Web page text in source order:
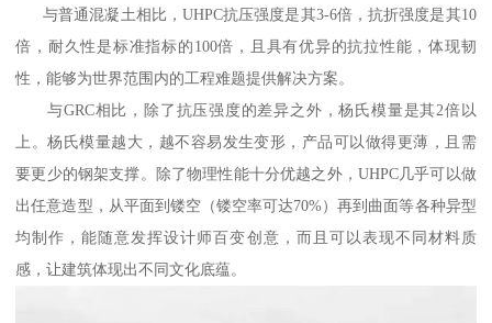
与普通混凝土相比，UHPC抗压强度是其3-6倍，抗折强度是其10
倍，耐久性是标准指标的100倍，且具有优异的抗拉性能，体现韧
性，能够为世界范围内的工程难题提供解决方案。
与GRC相比，除了抗压强度的差异之外，杨氏模量是其2倍以
上。杨氏模量越大，越不容易发生变形，产品可以做得更薄，且需
要更少的钢架支撑。除了物理性能十分优越之外，UHPC几乎可以做
出任意造型，从平面到镂空（镂空率可达70%）再到曲面等各种异型
均制作，能随意发挥设计师百变创意，而且可以表现不同材料质
感，让建筑体现出不同文化底蕴。